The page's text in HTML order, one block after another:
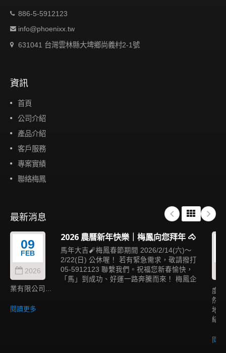
886-5-5912123
info@phoenixx.tw
631041 台灣雲林縣大埤鄉尚義村2-1號
資訊
首頁
公司介紹
產品介紹
客戶服務
專案實績
聯絡梅鳳
最新消息
09
FEB
2026
2026 農曆新年快樂｜梅鳳向您拜年 🐴
馬年大吉🧨梅鳳春節期間 2026/2/14(六)～
2/22(日) 公休喔！ 若有緊急需求，敬請撥打
05-5912123 聯繫我們。祝福您新春愉快，
「馬」到成功、好運一路奔騰而來！ 梅鳳企
業有限公司...
閱讀更多
度
然
地
結
閱